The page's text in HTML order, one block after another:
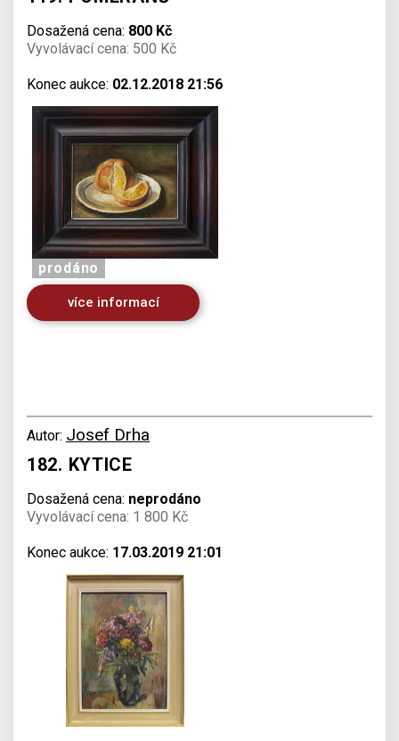
Dosažená cena: 800 Kč
Vyvolávací cena: 500 Kč
Konec aukce: 02.12.2018 21:56
prodáno
více informací
Autor: Josef Drha
182. KYTICE
Dosažená cena: neprodáno
Vyvolávací cena: 1 800 Kč
Konec aukce: 17.03.2019 21:01